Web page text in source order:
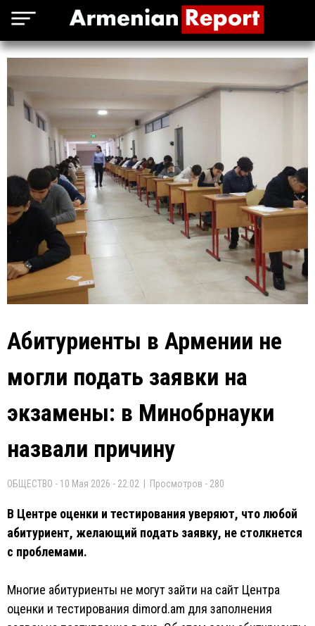
Абитуриенты в Армении не
могли подать заявки на
экзамены: в Минобрнауки
назвали причину
ОБЩЕСТВО - 10 Мая 2026 - 22:02 | Просмотров - 280
В Центре оценки и тестирования уверяют, что любой
абитуриент, желающий подать заявку, не столкнется
с проблемами.
Многие абитуриенты не могут зайти на сайт Центра
оценки и тестирования dimord.am для заполнения